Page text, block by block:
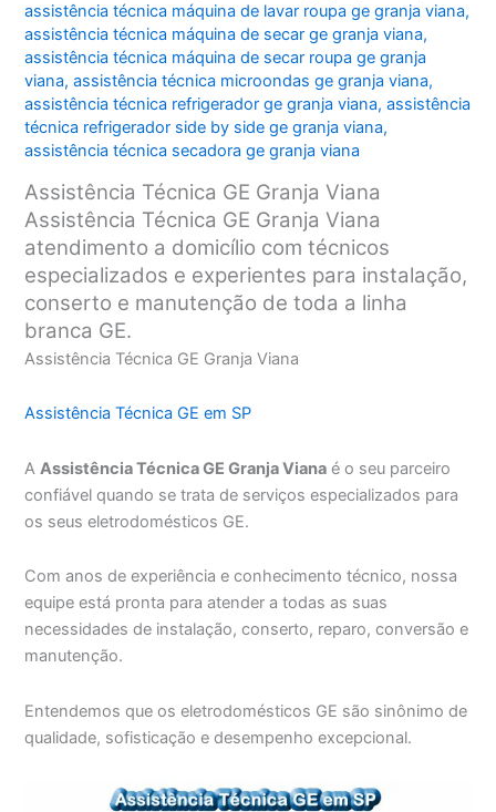
assistência técnica máquina de lavar roupa ge granja viana,
assistência técnica máquina de secar ge granja viana,
assistência técnica máquina de secar roupa ge granja
viana,assistência técnica microondas ge granja viana,
assistência técnica refrigerador ge granja viana,assistência
técnica refrigerador side by side ge granja viana,
assistência técnica secadora ge granja viana
Assistência Técnica GE Granja Viana
Assistência Técnica GE Granja Viana
atendimento a domicílio com técnicos
especializados e experientes para instalação,
conserto e manutenção de toda a linha
branca GE.
Assistência Técnica GE Granja Viana
Assistência Técnica GE em SP
AAssistência Técnica GE Granja Viana é o seu parceiro
confiável quando se trata de serviços especializados para
os seus eletrodomésticos GE.
Com anos de experiência e conhecimento técnico, nossa
equipe está pronta para atender a todas as suas
necessidades de instalação, conserto, reparo, conversão e
manutenção.
Entendemos que os eletrodomésticos GE são sinônimo de
qualidade, sofisticação e desempenho excepcional.